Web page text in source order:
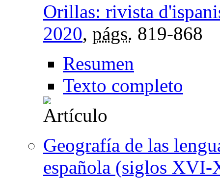
Orillas: rivista
2020, págs. 819-868
Resumen
Texto completo
Geografía de las
española (siglos